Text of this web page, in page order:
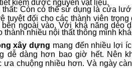
kiệm được nguyên vật liệu.
thất: Còn có thể sử dụng là cửa
tuyệt đối cho các thành viên
bên ngoài vào. Với khả năng dẻo
thành nhiều nội thất thông minh
xây dựng mang đến nhiều lợi
dễ dàng hơn bao giờ hết. Nên
ưa chuộng nhiều hơn. Và ngày